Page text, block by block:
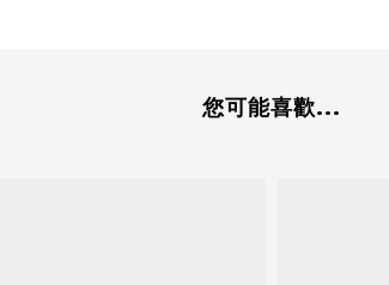
您可能喜歡...